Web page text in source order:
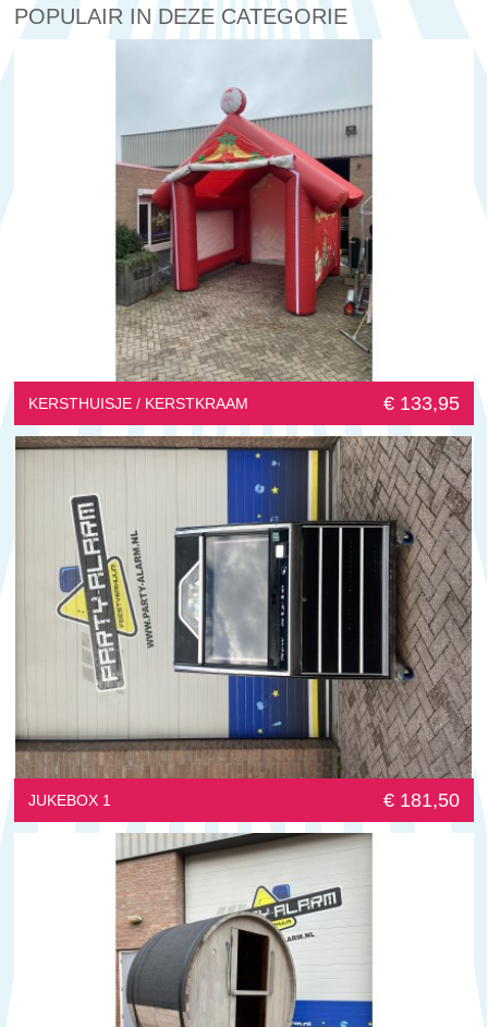
POPULAIR IN DEZE CATEGORIE
KERSTHUISJE / KERSTKRAAM € 133,95
JUKEBOX 1 € 181,50